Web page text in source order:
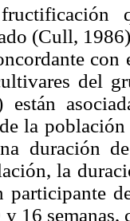
(Cull,
del
están
la población
duración
la
participante
16